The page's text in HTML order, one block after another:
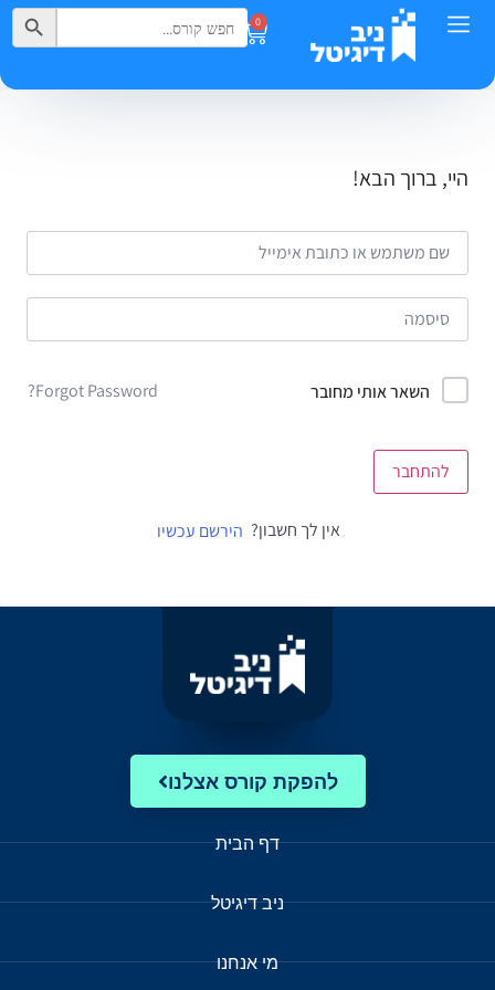
0
Search
for:
Search Button
היי, ברוך הבא!
השאר אותי מחובר Forgot Password?
להתחבר
אין לך חשבון? הירשם עכשיו
להפקת קורס אצלנו
דף הבית
ניב דיגיטל
מי אנחנו